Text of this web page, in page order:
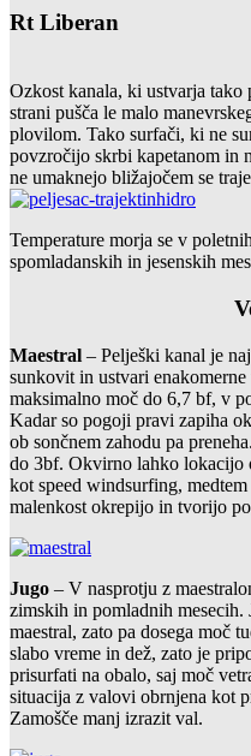
Rt Liberan
Ozkost kanala, ki ustvarja
strani pušča le malo
plovilom. Tako surfači, ki ne
povzročijo skrbi kapetanom in
ne umaknejo bližajočem se
Temperature morja se v
spomladanskih in jesenskih
Maestral – Pelješki kanal je
sunkovit in ustvari
maksimalno moč do 6,7 bf, v
Kadar so pogoji pravi zapiha
ob sončnem zahodu pa
do 3bf. Okvirno lahko lokacijo
kot speed windsurfing,
malenkost okrepijo in tvorijo
Jugo – V nasprotju z
zimskih in pomladnih mesecih.
maestral, zato pa dosega moč
slabo vreme in dež, zato je
prisurfati na obalo, saj moč
situacija z valovi obrnjena kot
Zamošče manj izrazit val.